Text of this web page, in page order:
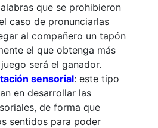
que se prohibieron
caso de pronunciarlas
al compañero un tapón
el que obtenga más
será el ganador.
sensorial: este tipo
en desarrollar las
de forma que
sentidos para poder